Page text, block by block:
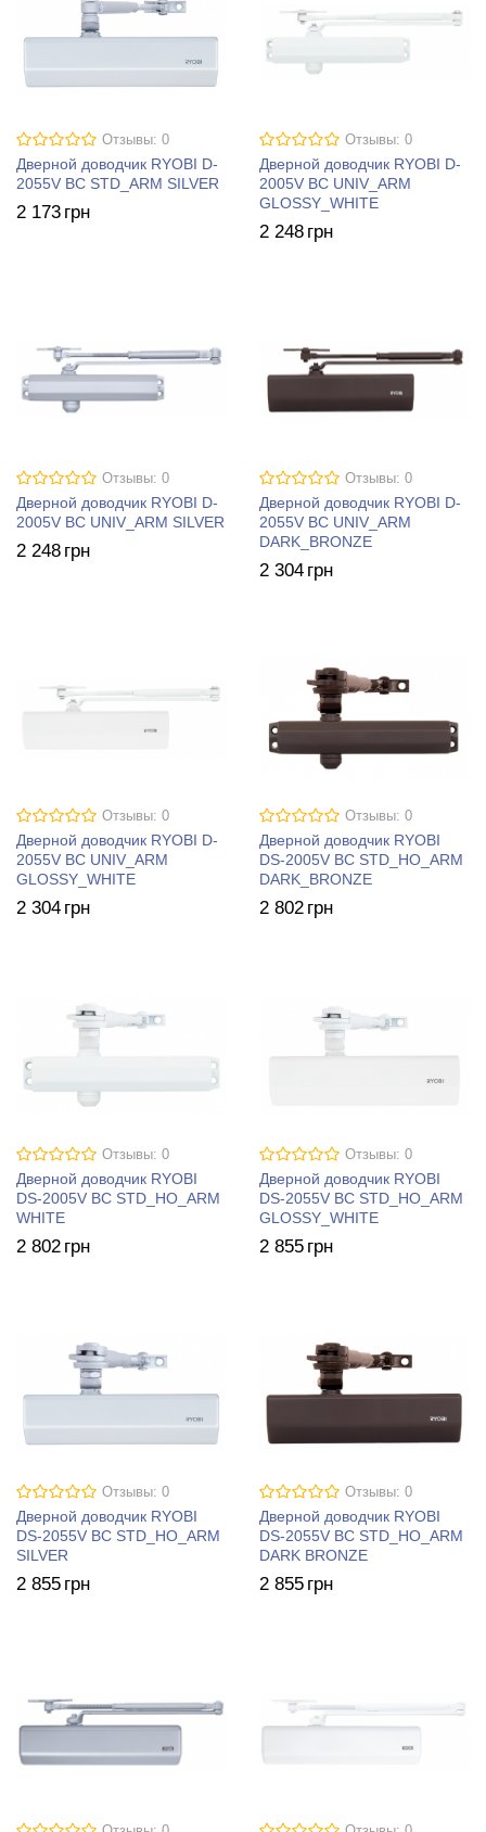
Отзывы: 0
Дверной доводчик RYOBI D-
2055V BC STD_ARM SILVER
2 173 грн
Отзывы: 0
Дверной доводчик RYOBI D-
2005V BC UNIV_ARM
GLOSSY_WHITE
2 248 грн
Отзывы: 0
Дверной доводчик RYOBI D-
2005V BC UNIV_ARM SILVER
2 248 грн
Отзывы: 0
Дверной доводчик RYOBI D-
2055V BC UNIV_ARM
DARK_BRONZE
2 304 грн
Отзывы: 0
Дверной доводчик RYOBI D-
2055V BC UNIV_ARM
GLOSSY_WHITE
2 304 грн
Отзывы: 0
Дверной доводчик RYOBI
DS-2005V BC STD_HO_ARM
DARK_BRONZE
2 802 грн
Отзывы: 0
Дверной доводчик RYOBI
DS-2005V BC STD_HO_ARM
WHITE
2 802 грн
Отзывы: 0
Дверной доводчик RYOBI
DS-2055V BC STD_HO_ARM
GLOSSY_WHITE
2 855 грн
Отзывы: 0
Дверной доводчик RYOBI
DS-2055V BC STD_HO_ARM
SILVER
2 855 грн
Отзывы: 0
Дверной доводчик RYOBI
DS-2055V BC STD_HO_ARM
DARK BRONZE
2 855 грн